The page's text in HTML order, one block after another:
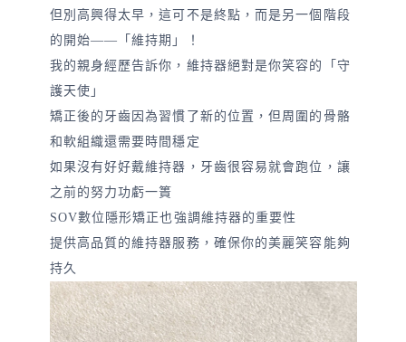
但別高興得太早，這可不是終點，而是另一個階段
的開始——「維持期」！
我的親身經歷告訴你，維持器絕對是你笑容的「守
護天使」
矯正後的牙齒因為習慣了新的位置，但周圍的骨骼
和軟組織還需要時間穩定
如果沒有好好戴維持器，牙齒很容易就會跑位，讓
之前的努力功虧一簣
SOV數位隱形矯正也強調維持器的重要性
提供高品質的維持器服務，確保你的美麗笑容能夠
持久